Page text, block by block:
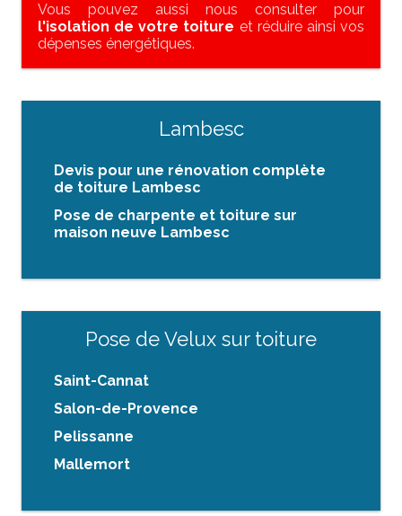
Vous pouvez aussi nous consulter pour
l'isolation de votre toiture et réduire ainsi vos
dépenses énergétiques.
Lambesc
Devis pour une rénovation complète
de toiture Lambesc
Pose de charpente et toiture sur
maison neuve Lambesc
Pose de Velux sur toiture
Saint-Cannat
Salon-de-Provence
Pelissanne
Mallemort